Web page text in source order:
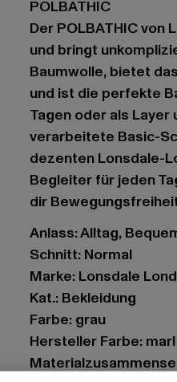
POLBATHIC
Der POLBATHIC von
und bringt
Baumwolle, bietet
und ist die perfekte
Tagen oder als
verarbeitete Basic-
dezenten Lonsdale-
Begleiter für jeden
dir
Anlass: Alltag,
Schnitt: Normal
Marke: Lonsdale
Kat.: Bekleidung
Farbe: grau
Hersteller Farbe: